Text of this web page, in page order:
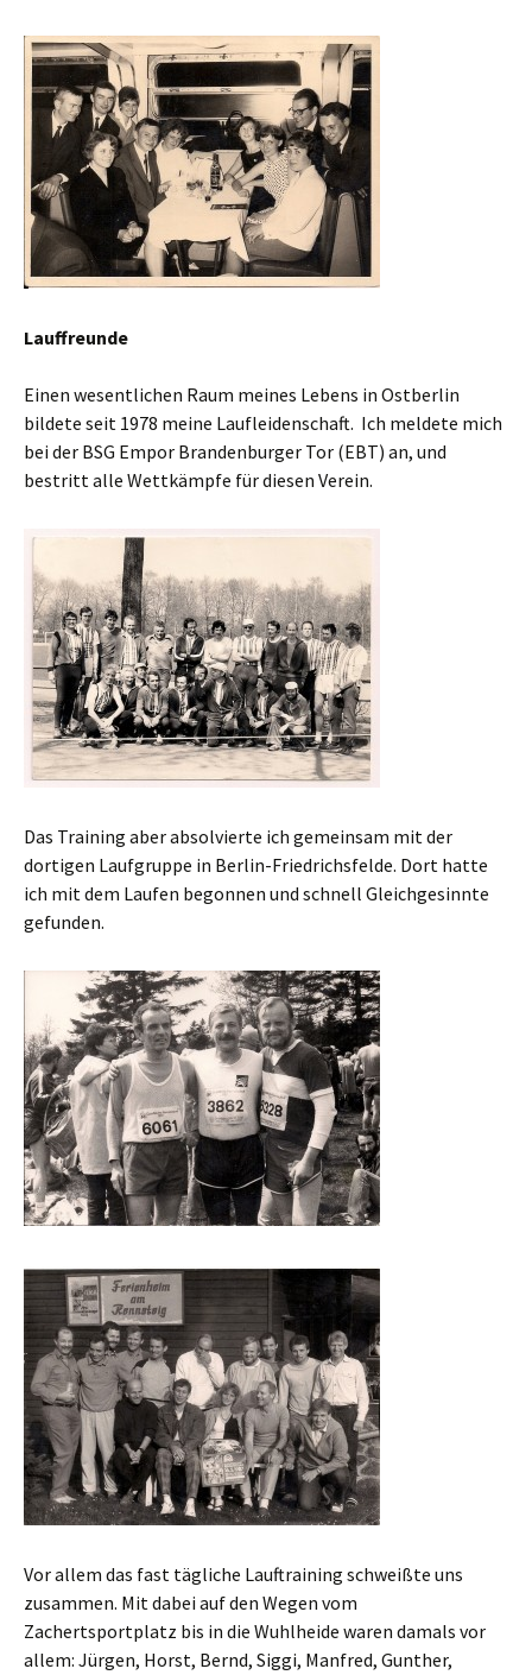
Lauffreunde
Einen wesentlichen Raum meines Lebens in Ostberlin
bildete seit 1978 meine Laufleidenschaft. Ich meldete mich
bei der BSG Empor Brandenburger Tor (EBT) an, und
bestritt alle Wettkämpfe für diesen Verein.
Das Training aber absolvierte ich gemeinsam mit der
dortigen Laufgruppe in Berlin-Friedrichsfelde. Dort hatte
ich mit dem Laufen begonnen und schnell Gleichgesinnte
gefunden.
Vor allem das fast tägliche Lauftraining schweißte uns
zusammen. Mit dabei auf den Wegen vom
Zachertsportplatz bis in die Wuhlheide waren damals vor
allem: Jürgen, Horst, Bernd, Siggi, Manfred, Gunther,